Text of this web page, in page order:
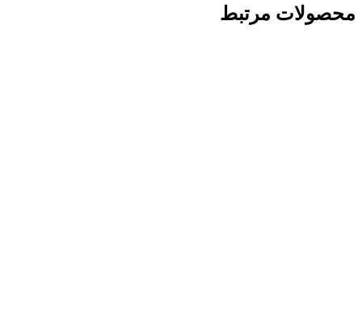
محصولات مرتبط